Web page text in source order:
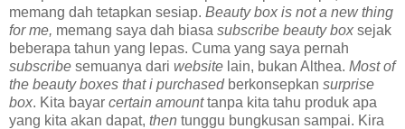
memang dah tetapkan sesiap. Beauty box is not a new thing
for me, memang saya dah biasa subscribe beauty box sejak
beberapa tahun yang lepas. Cuma yang saya pernah
subscribe semuanya dari website lain, bukan Althea. Most of
the beauty boxes that i purchased berkonsepkan surprise
box. Kita bayar certain amounttanpa kita tahu produk apa
yang kita akan dapat, then tunggu bungkusan sampai. Kira